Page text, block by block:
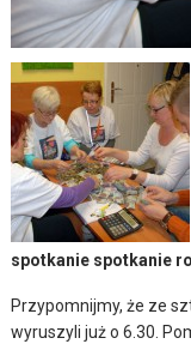
spotkanie spotkanie
Przypomnijmy, że ze
wyruszyli już o 6.30.